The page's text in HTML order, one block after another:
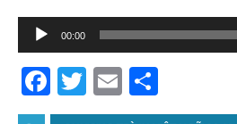
Trình
phát
âm
thanh
00:00
F
a
T
w
E
m h